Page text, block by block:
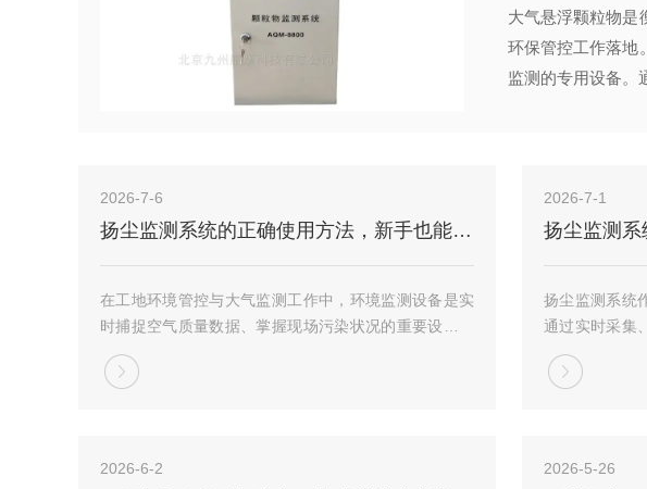
大气悬浮颗粒物是
环保管控工作落地
监测的专用设备。
2026-7-6
扬尘监测系统的正确使用方法，新手也能轻松掌握
在工地环境管控与大气监测工作中，环境监测设备是实
时捕捉空气质量数据、掌握现场污染状况的重要设施，
助力施工现场环保合规管理。扬尘监测系统可实时采集
空气中颗粒物浓度数据，为扬尘管控提供精准依据。规
2026-7-1
扬尘监测系统
通过实时采集
提供污染防
下，扬尘监测
2026-6-2 2026-5-26